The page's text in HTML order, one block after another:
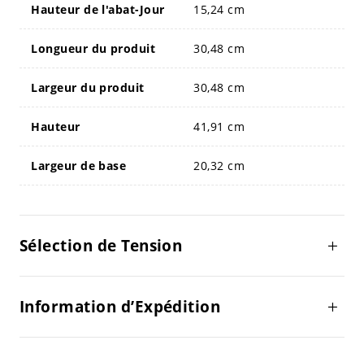
Hauteur de l'abat-Jour 15,24 cm
Longueur du produit 30,48 cm
Largeur du produit 30,48 cm
Hauteur 41,91 cm
Largeur de base 20,32 cm
Sélection de Tension
Information d’Expédition